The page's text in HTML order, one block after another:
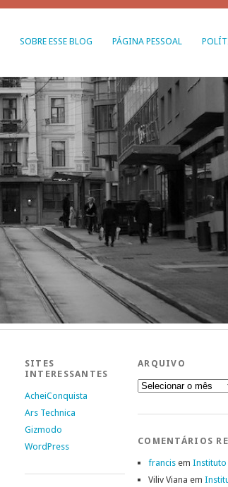
SOBRE ESSE BLOG PÁGINA PESSOAL
SITES
INTERESSANTES
AcheiConquista
Ars Technica
Gizmodo
WordPress
ARQUIVO
Arquivo
COMENTÁRIOS
francis em Instituto
Viliv Viana em